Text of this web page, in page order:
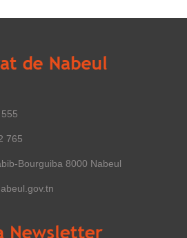
765
Bourguiba 8000 Nabeul